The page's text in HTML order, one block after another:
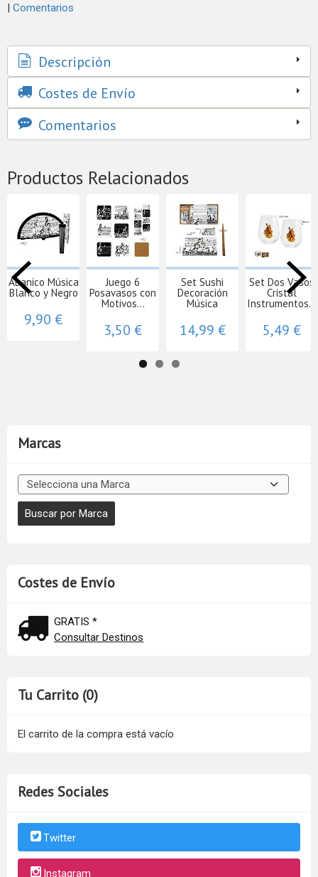
Marcas
Costes de Envío
GRATIS *
Consultar Destinos
Tu Carrito (0)
El carrito de la compra está vacío
Redes Sociales
Twitter
Instagram
| Comentarios
Descripción
Costes de Envío
Comentarios
Productos Relacionados
Abanico Música
Blanco y Negro
9,90 €
Juego 6
Posavasos con
Motivos...
3,50 €
Set Sushi
Decoración
Música
14,99 €
Set Dos Vasos
Cristal
Instrumentos...
5,49 €